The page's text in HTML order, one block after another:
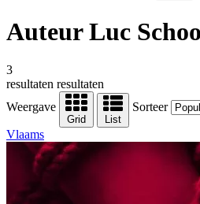
Auteur Luc
3
resultaten resultaten
Weergave
Grid List
Sorteer
Vlaams